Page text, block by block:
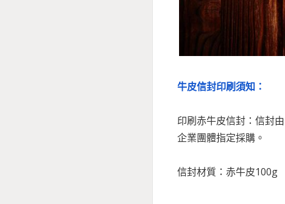
牛皮信封印刷須知：
印刷赤牛皮信封：信封
企業團體指定採購。
信封材質：赤牛皮100g